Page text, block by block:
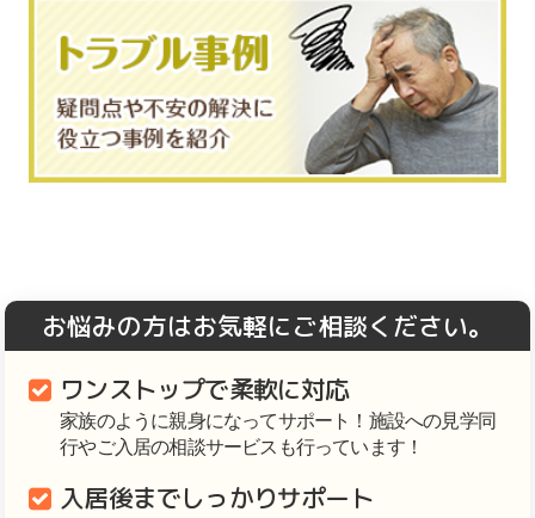
お悩みの方はお気軽にご相談ください。
ワンストップで柔軟に対応
家族のように親身になってサポート！施設への見学同
行やご入居の相談サービスも行っています！
入居後までしっかりサポート